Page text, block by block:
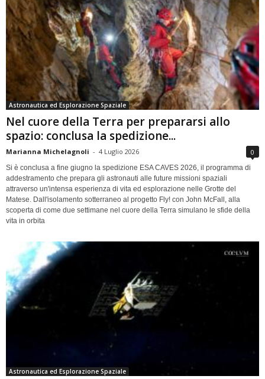
Astronautica ed Esplorazione Spaziale
Nel cuore della Terra per prepararsi allo
spazio: conclusa la spedizione...
Marianna Michelagnoli - 4 Luglio 2026 0
Si è conclusa a fine giugno la spedizione ESA CAVES 2026, il programma di
addestramento che prepara gli astronauti alle future missioni spaziali
attraverso un'intensa esperienza di vita ed esplorazione nelle Grotte del
Matese. Dall'isolamento sotterraneo al progetto Fly! con John McFall, alla
scoperta di come due settimane nel cuore della Terra simulano le sfide della
vita in orbita
Astronautica ed Esplorazione Spaziale